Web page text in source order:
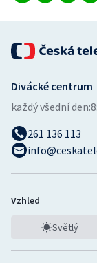
Divácké centrum
každý všední den:
261 136 113
Vzhled
Světlý